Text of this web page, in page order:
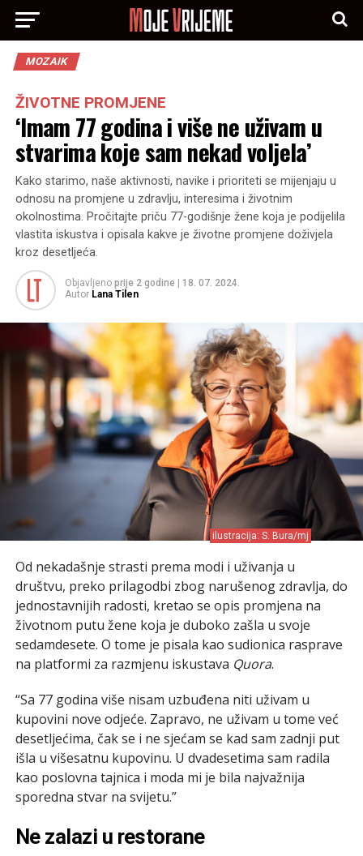
MOZAIK
ŽIVOTNE PROMJENE
‘Imam 77 godina i više ne uživam u
stvarima koje sam nekad voljela’
Kako starimo, naše aktivnosti, navike i prioriteti se mijenjaju u
odnosu na promjene u zdravlju, interesima i životnim
okolnostima. Pročitajte priču 77-godišnje žene koja je podijelila
vlastita iskustva i opisala kakve je životne promjene doživjela
kroz desetljeća.
Objavljeno prije 2 godine
18. 07. 2024.
Autor Lana Tilen
ilustracija: S. Bura/mj
Od nekadašnje strasti prema modi i uživanja u
društvu, preko prilagodbi zbog narušenog zdravlja, do
jednostavnijih radosti, kretao se opis promjena na
životnom putu žene koja je duboko zašla u svoje
sedamdesete. O tome je pisala kao sudionica rasprave
na platformi za razmjenu iskustava Quora.
“Sa 77 godina više nisam uzbuđena niti uživam u
kupovini nove odjeće. Zapravo, ne uživam u tome već
desetljećima, čak se i ne sjećam se kad sam zadnji put
išla u višesatnu kupovinu. U dvadesetima sam radila
kao poslovna tajnica i moda mi je bila najvažnija
sporedna stvar na svijetu.”
Ne zalazi u restorane